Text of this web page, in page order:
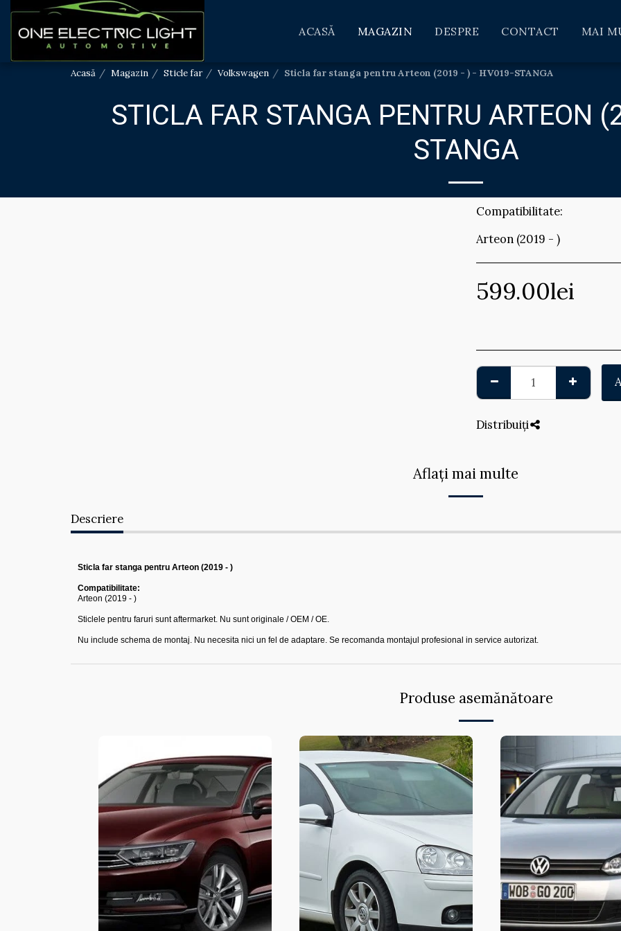
ACASĂ MAGAZIN DESPRE CONTACT MAI
Acasă Magazin Sticle far Volkswagen Sticla far stanga pentru Arteon (2019 - ) - HV019-STANGA
STICLA FAR STANGA PENTRU ARTEON
STANGA
Compatibilitate:
Arteon (2019 - )
599.00lei
Distribuiți
Aflați mai multe
Descriere
Sticla far stanga pentru Arteon (2019 - )
Compatibilitate:
Arteon (2019 - )
Sticlele pentru faruri sunt aftermarket. Nu sunt originale / OEM / OE.
Nu include schema de montaj. Nu necesita nici un fel de adaptare. Se recomanda montajul profesional in service autorizat.
Produse asemănătoare